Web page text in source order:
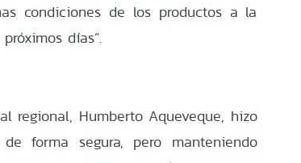
condiciones de los productos a la
días”.
regional, Humberto Aqueveque, hizo
forma segura, pero manteniendo